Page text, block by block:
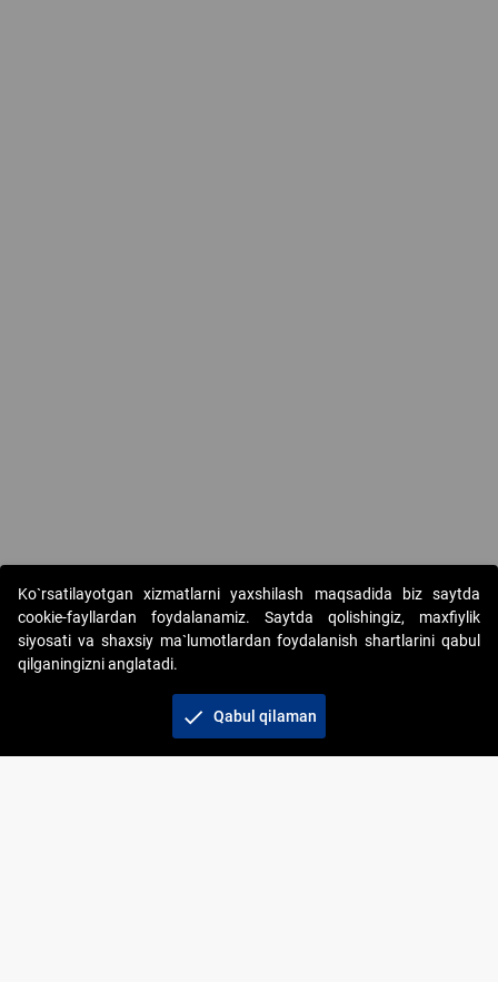
Copyright © 2017-2026. "Elektron onlayn-auksionlarni
tashkil etish" AJ. Barcha huquqlar himoyalangan
Ko`rsatilayotgan xizmatlarni yaxshilash maqsadida biz saytda
cookie-fayllardan foydalanamiz. Saytda qolishingiz, maxfiylik
siyosati va shaxsiy ma`lumotlardan foydalanish shartlarini qabul
qilganingizni anglatadi.
check Qabul qilaman